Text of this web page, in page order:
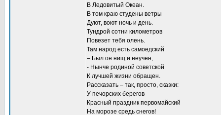
В Ледовитый Океан.
В том краю студены ветры
Дуют, воют ночь и день.
Тундрой сотни километров
Повезет тебя олень.
Там народ есть самоедский
– Был он нищ и неучен,
- Нынче родиной советской
К лучшей жизни обращен.
Рассказать – так, просто, сказки:
У печорских берегов
Красный праздник первомайский
На морозе средь снегов!